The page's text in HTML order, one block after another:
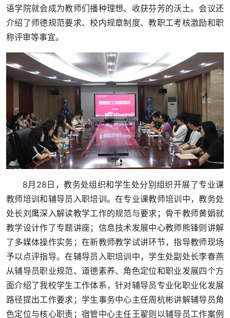
语学院就会成为教师们播种理想、收获芬芳的沃土。会议还
介绍了师德规范要求、校内规章制度、教职工考核激励和职
称评审等事宜。
8月28日，教务处组织和学生处分别组织开展了专业课
教师培训和辅导员入职培训。在专业课教师培训中，教务处
处长刘鹰深入解读教学工作的规范与要求；骨干教师黄娟就
教学设计作了专题讲座；信息技术发展中心教师熊锋则讲解
了多媒体操作实务；在新教师教学试讲环节，指导教师现场
予以点评指导。在辅导员入职培训中，学生处副处长李春燕
从辅导员职业规范、道德素养、角色定位和职业发展四个方
面介绍了我校学生工作体系，针对辅导员专业化职业化发展
路径提出工作要求；学生事务中心主任周杭彬讲解辅导员角
色定位与核心职责；宿管中心主任王翟则以辅导员工作案例